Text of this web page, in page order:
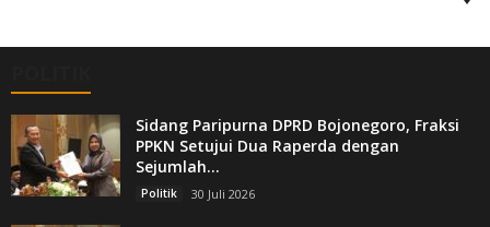
Sidang Paripurna DPRD Bojonegoro, Fraksi
PPKN Setujui Dua Raperda dengan
Sejumlah...
Politik 30 Juli 2026